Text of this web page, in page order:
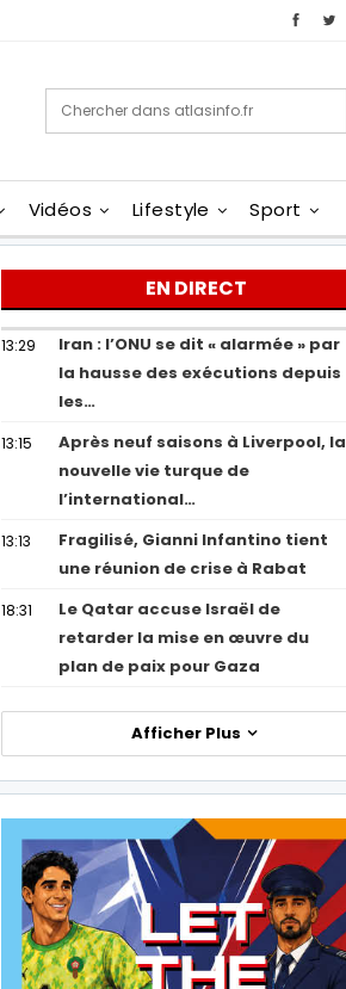
Vidéos Lifestyle Sport
EN DIRECT
13:29
Iran : l’ONU se dit « alarmée » par
la hausse des exécutions depuis
les…
13:15
Après neuf saisons à Liverpool, la
nouvelle vie turque de
l’international…
13:13
Fragilisé, Gianni Infantino tient
une réunion de crise à Rabat
18:31
Le Qatar accuse Israël de
retarder la mise en œuvre du
plan de paix pour Gaza
Afficher Plus